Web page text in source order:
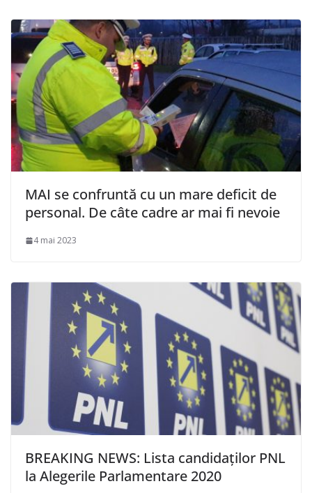
MAI se confruntă cu un mare deficit de
personal. De câte cadre ar mai fi nevoie
4 mai 2023
BREAKING NEWS: Lista candidaților PNL
la Alegerile Parlamentare 2020